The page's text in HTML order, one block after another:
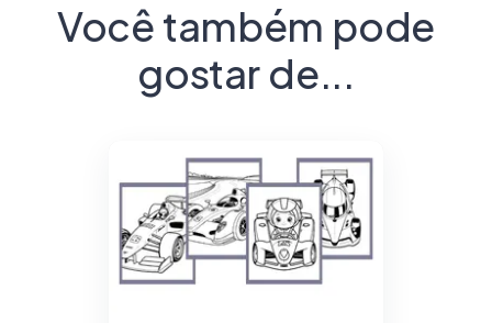
Você também pode
gostar de...